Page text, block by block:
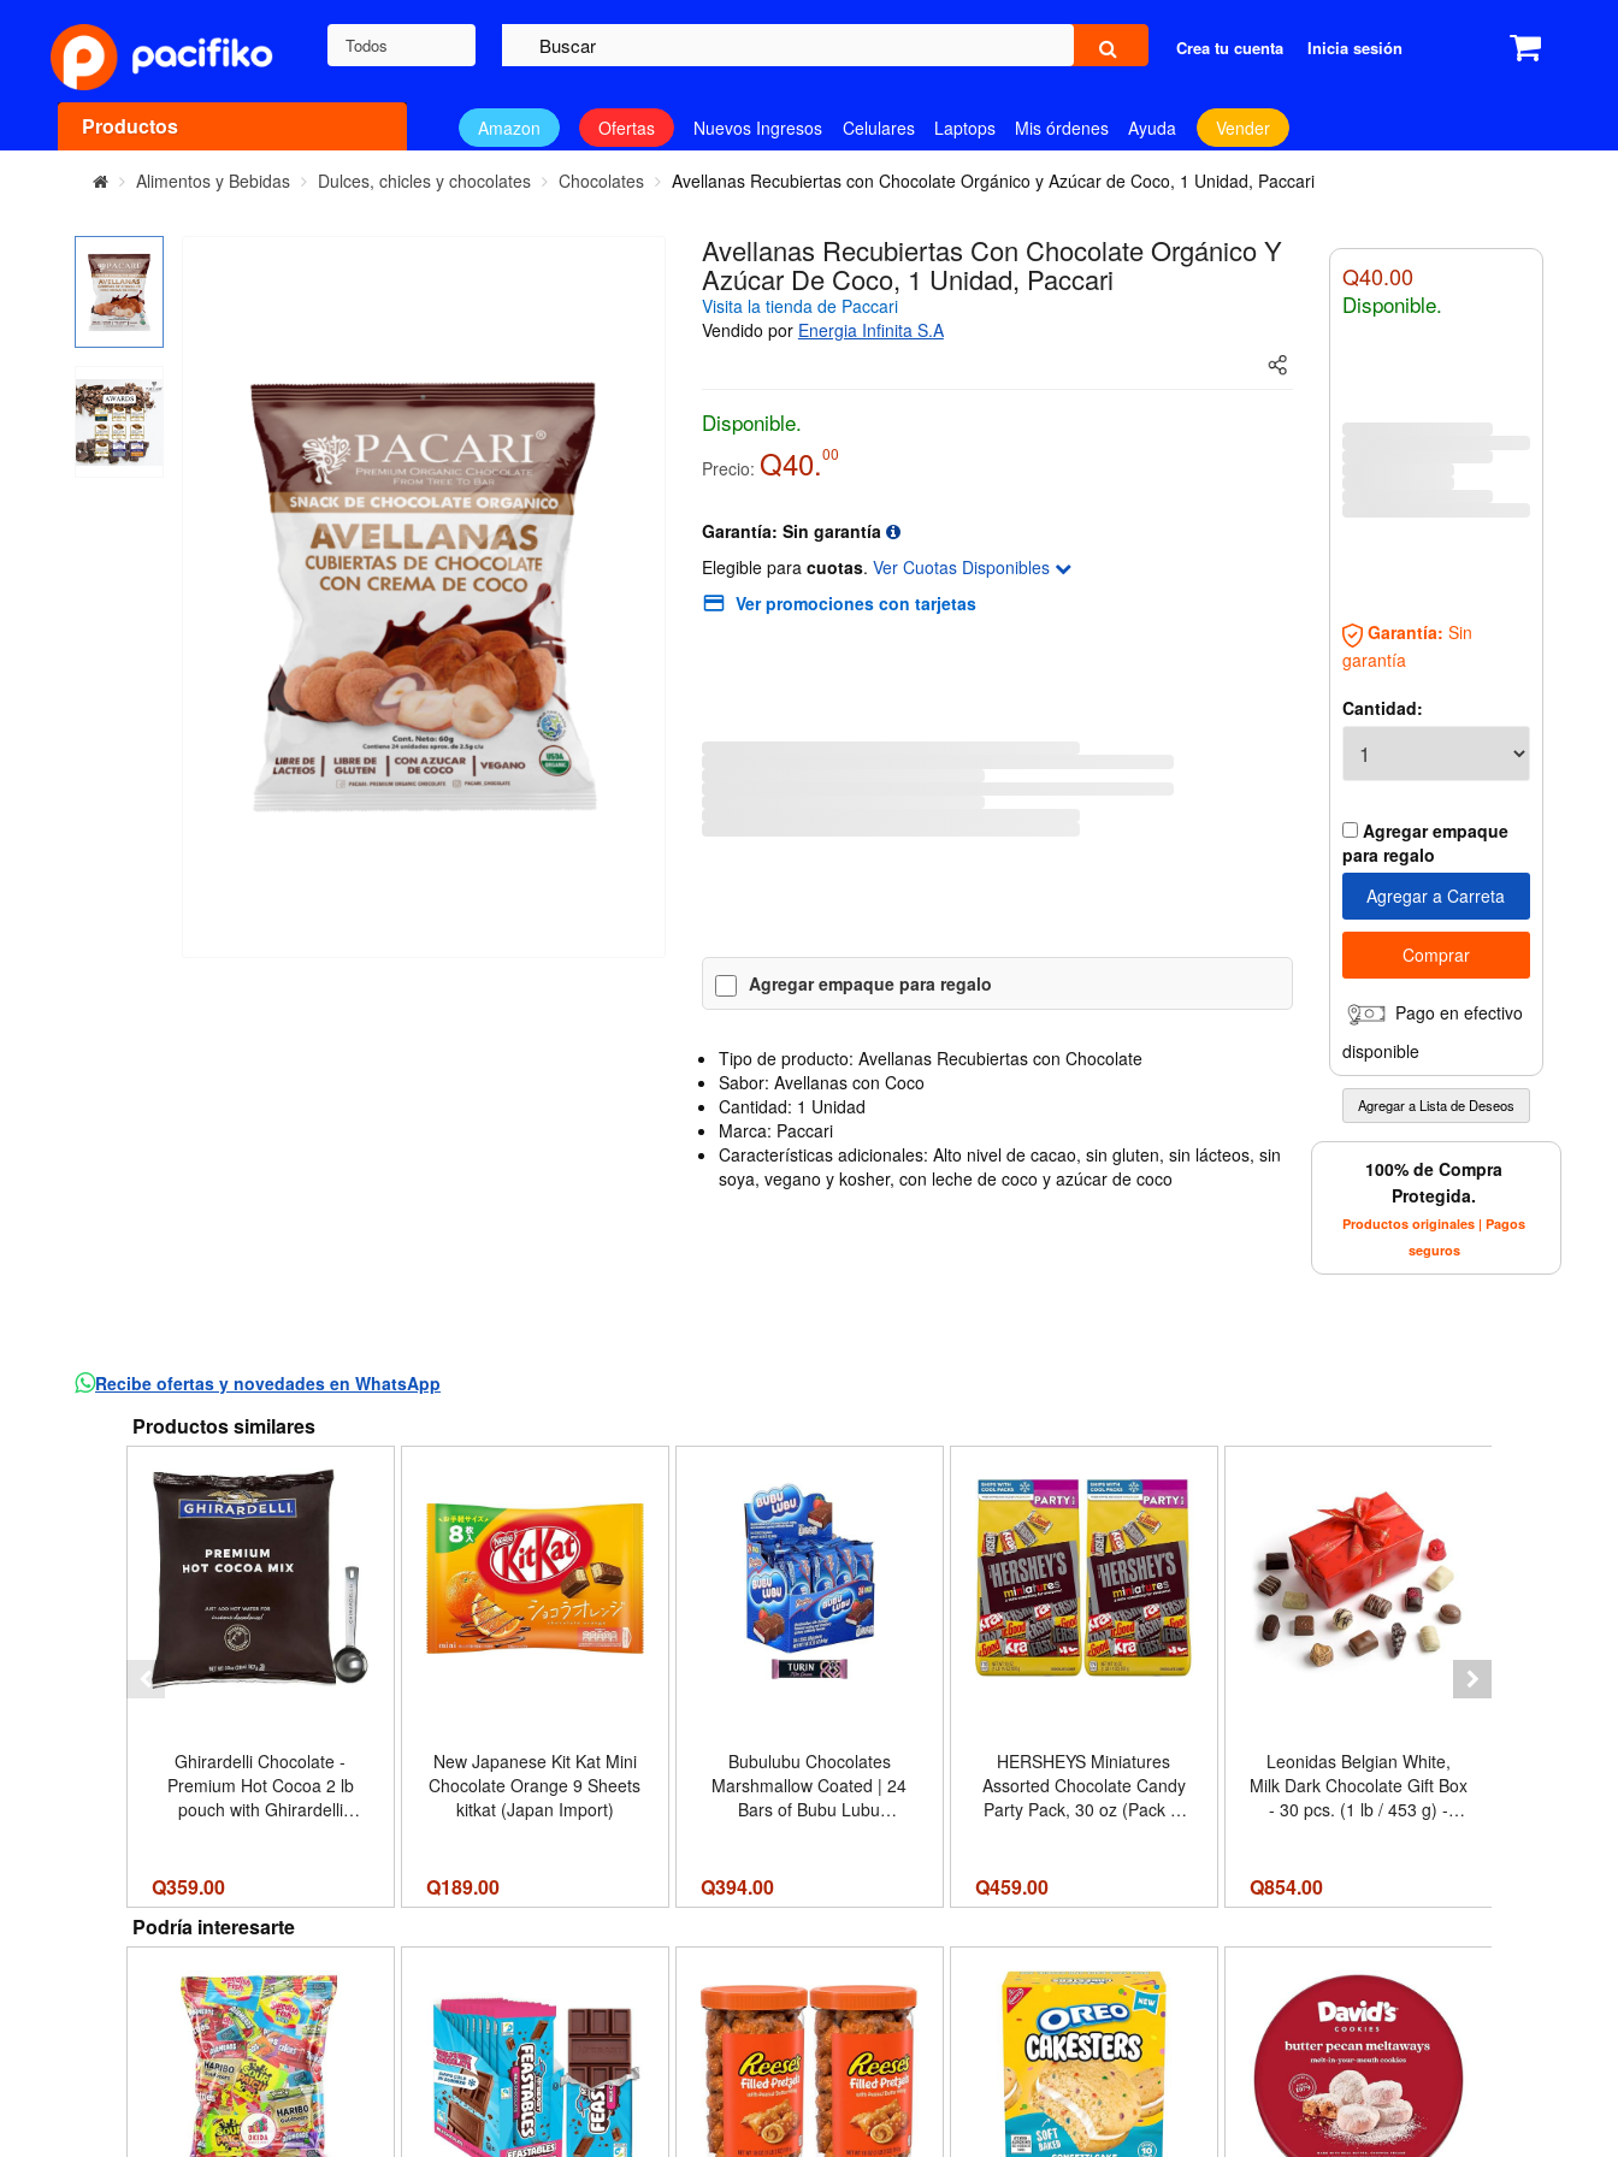
Todos Crea tu cuenta Inicia sesión
Productos Amazon Ofertas Nuevos Ingresos Celulares Laptops Mis órdenes Ayuda Vender
Alimentos y Bebidas Dulces, chicles y chocolates Chocolates Avellanas Recubiertas con Chocolate Orgánico y Azúcar de Coco, 1 Unidad, Paccari
Avellanas Recubiertas Con Chocolate Orgánico Y
Azúcar De Coco, 1 Unidad, Paccari
Visita la tienda de Paccari
Vendido por Energia Infinita S.A
Disponible.
Precio: Q40.00
Garantía: Sin garantía
Elegible para cuotas. Ver Cuotas Disponibles
Ver promociones con tarjetas
Agregar empaque para regalo
Tipo de producto: Avellanas Recubiertas con Chocolate
Sabor: Avellanas con Coco
Cantidad: 1 Unidad
Marca: Paccari
Características adicionales: Alto nivel de cacao, sin gluten, sin lácteos, sin
soya, vegano y kosher, con leche de coco y azúcar de coco
Q40.00
Disponible.
Garantía: Sin
garantía
Cantidad:
Agregar empaque
para regalo
Pago en efectivo
disponible
100% de Compra
Protegida.
Productos originales | Pagos
seguros
Recibe ofertas y novedades en WhatsApp
Productos similares
Ghirardelli Chocolate -
Premium Hot Cocoa 2 lb
pouch with Ghirardelli
Q359.00
New Japanese Kit Kat Mini
Chocolate Orange 9 Sheets
kitkat (Japan Import)
Q189.00
Bubulubu Chocolates
Marshmallow Coated | 24
Bars of Bubu Lubu
Plus 1 Cocoa Bar
Q394.00
HERSHEYS Miniatures
Assorted Chocolate Candy
Party Pack, 30 oz (Pack of
Q459.00
Leonidas Belgian White,
Milk Dark Chocolate Gift Box
- 30 pcs. (1 lb / 453 g) -
Gift Basket Gold Ribbon
Gourmet Candy Assortment
Chocolate
Q854.00
Podría interesarte